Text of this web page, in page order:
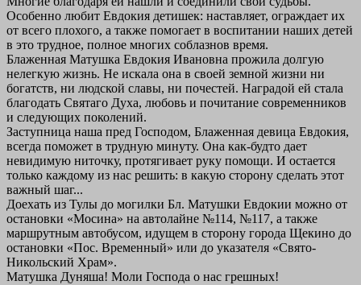
Особенно любит Евдокия детишек: наставляет, ограждает их
от всего плохого, а также помогает в воспитании наших детей
в это трудное, полное многих соблазнов время.
Блаженная Матушка Евдокия Ивановна прожила долгую
нелегкую жизнь. Не искала она в своей земной жизни ни
богатств, ни людской славы, ни почестей. Наградой ей стала
благодать Святаго Духа, любовь и почитание современников
и следующих поколений.
Заступница наша пред Господом, Блаженная девица Евдокия,
всегда поможет в трудную минуту. Она как-будто дает
невидимую ниточку, протягивает руку помощи. И остается
только каждому из нас решить: в какую сторону сделать этот
важный шаг...
Доехать из Тулы до могилки Бл. Матушки Евдокии можно от
остановки «Мосина» на автолайне №114, №117, а также
маршрутным автобусом, идущем в сторону города Щекино до
остановки «Пос. Временный» или до указателя «Свято-
Никольский Храм».
Матушка Дуняша! Моли Господа о нас грешных!